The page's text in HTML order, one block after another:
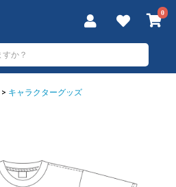
0
> キャラクターグッズ